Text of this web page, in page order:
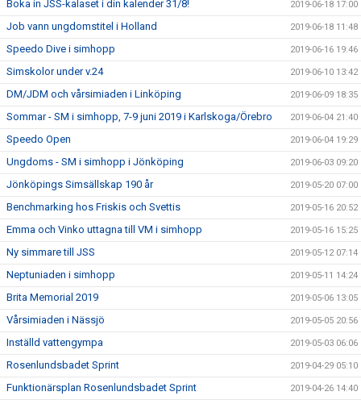
Boka in JSS-kalaset i din kalender 31/8! 2019-06-18 17:00
Job vann ungdomstitel i Holland 2019-06-18 11:48
Speedo Dive i simhopp 2019-06-16 19:46
Simskolor under v.24 2019-06-10 13:42
DM/JDM och vårsimiaden i Linköping 2019-06-09 18:35
Sommar - SM i simhopp, 7-9 juni 2019 i Karlskoga/Örebro 2019-06-04 21:40
Speedo Open 2019-06-04 19:29
Ungdoms - SM i simhopp i Jönköping 2019-06-03 09:20
Jönköpings Simsällskap 190 år 2019-05-20 07:00
Benchmarking hos Friskis och Svettis 2019-05-16 20:52
Emma och Vinko uttagna till VM i simhopp 2019-05-16 15:25
Ny simmare till JSS 2019-05-12 07:14
Neptuniaden i simhopp 2019-05-11 14:24
Brita Memorial 2019 2019-05-06 13:05
Vårsimiaden i Nässjö 2019-05-05 20:56
Inställd vattengympa 2019-05-03 06:06
Rosenlundsbadet Sprint 2019-04-29 05:10
Funktionärsplan Rosenlundsbadet Sprint 2019-04-26 14:40